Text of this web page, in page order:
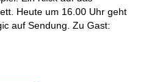
Heute um 16.00 Uhr geht
auf Sendung. Zu Gast: